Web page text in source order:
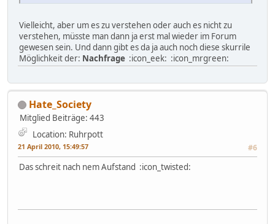
Vielleicht, aber um es zu verstehen oder auch es nicht zu
verstehen, müsste man dann ja erst mal wieder im Forum
gewesen sein. Und dann gibt es da ja auch noch diese skurrile
Möglichkeit der: Nachfrage :icon_eek: :icon_mrgreen:
Hate_Society
Mitglied Beiträge: 443
Location: Ruhrpott
21 April 2010, 15:49:57 #6
Das schreit nach nem Aufstand :icon_twisted: